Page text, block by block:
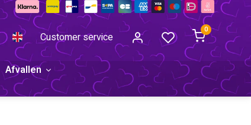
Customer service
0
Afvallen